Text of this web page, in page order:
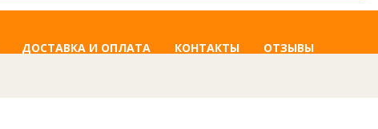
ДОСТАВКА И ОПЛАТА КОНТАКТЫ ОТЗЫВЫ